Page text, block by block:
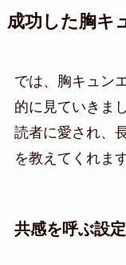
成功した胸キ
では、胸キュン
的に見ていきま
読者に愛され、
を教えてくれます
共感を呼ぶ設